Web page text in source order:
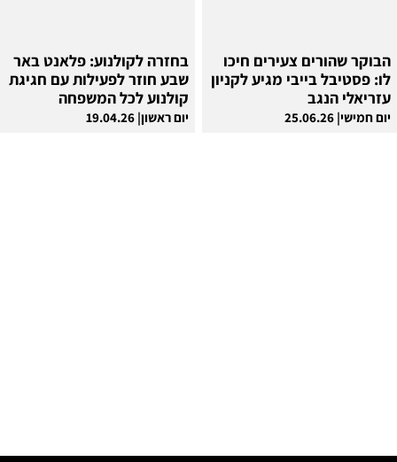
הבוקר שהורים צעירים חיכו
לו: פסטיבל בייבי מגיע לקניון
עזריאלי הנגב
יום חמישי| 25.06.26
בחזרה לקולנוע: פלאנט באר
שבע חוזר לפעילות עם חגיגת
קולנוע לכל המשפחה
יום ראשון| 19.04.26